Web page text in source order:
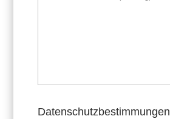
Datenschutzbestimmungen